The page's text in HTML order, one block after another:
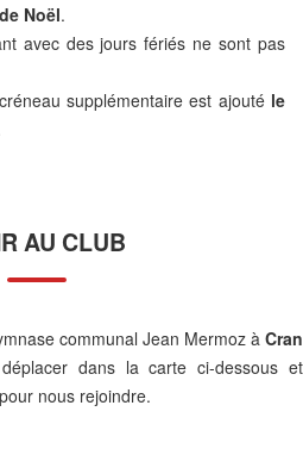
Noël.
avec des jours fériés ne sont pas
supplémentaire est ajouté le
AU CLUB
communal Jean Mermoz à Cran
dans la carte ci-dessous et
nous rejoindre.